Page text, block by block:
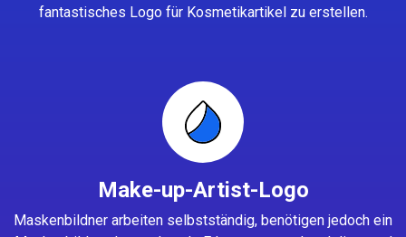
fantastisches Logo für Kosmetikartikel zu erstellen.
Make-up-Artist-Logo
Maskenbildner arbeiten selbstständig, benötigen jedoch ein